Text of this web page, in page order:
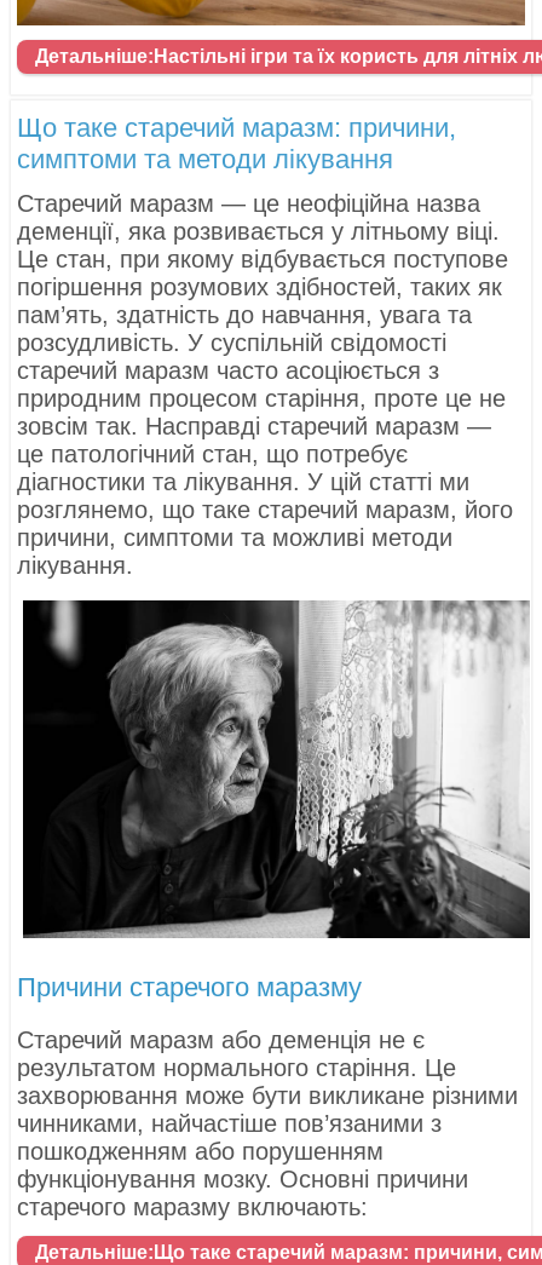
Детальніше:Настільні ігри та їх користь для літніх
Що таке старечий маразм: причини,
симптоми та методи лікування
Старечий маразм — це неофіційна назва
деменції, яка розвивається у літньому віці.
Це стан, при якому відбувається поступове
погіршення розумових здібностей, таких як
пам’ять, здатність до навчання, увага та
розсудливість. У суспільній свідомості
старечий маразм часто асоціюється з
природним процесом старіння, проте це не
зовсім так. Насправді старечий маразм —
це патологічний стан, що потребує
діагностики та лікування. У цій статті ми
розглянемо, що таке старечий маразм, його
причини, симптоми та можливі методи
лікування.
Причини старечого маразму
Старечий маразм або деменція не є
результатом нормального старіння. Це
захворювання може бути викликане різними
чинниками, найчастіше пов’язаними з
пошкодженням або порушенням
функціонування мозку. Основні причини
старечого маразму включають:
Детальніше:Що таке старечий маразм: причини,